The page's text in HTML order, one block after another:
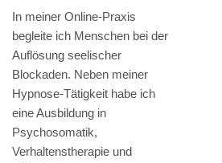
In meiner Online-Praxis
begleite ich Menschen bei der
Auflösung seelischer
Blockaden. Neben meiner
Hypnose-Tätigkeit habe ich
eine Ausbildung in
Psychosomatik,
Verhaltenstherapie und